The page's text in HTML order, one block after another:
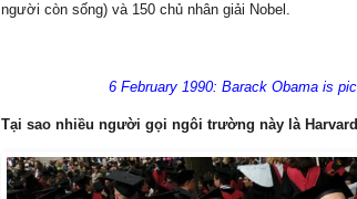
người còn sống) và 150 chủ nhân giải Nobel.
6 February 1990: Barack Obama is
Tại sao nhiều người gọi ngôi trường này là